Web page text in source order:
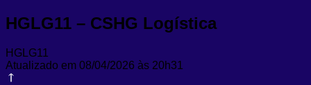
HGLG11 – CSHG Logística
HGLG11
Atualizado em 08/04/2026 às 20h31